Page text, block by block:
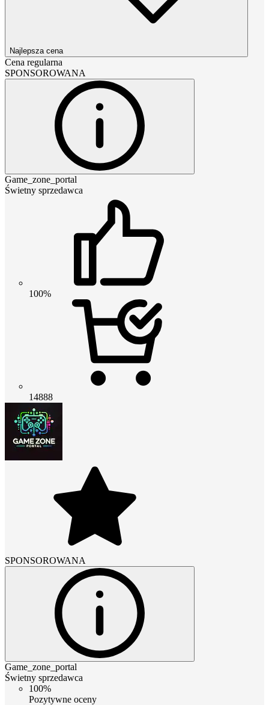
Najlepsza cena
Cena regularna
SPONSOROWANA
Game_zone_portal
Świetny sprzedawca
100%
14888
SPONSOROWANA
Game_zone_portal
Świetny sprzedawca
100%
Pozytywne oceny